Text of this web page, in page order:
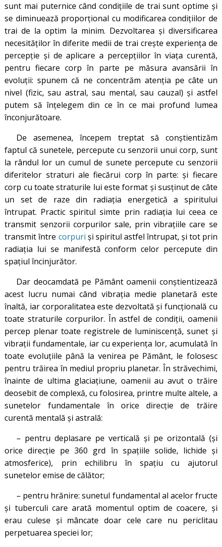
sunt mai puternice când condiţiile de trai sunt optime și
se diminuează proporțional cu modificarea condițiilor de
trai de la optim la minim. Dezvoltarea şi diversificarea
necesităţilor în diferite medii de trai creşte experienţa de
percepţie şi de aplicare a percepțiilor în viaţa curentă,
pentru fiecare corp în parte pe măsura avansării în
evoluţii: spunem că ne concentrăm atenţia pe câte un
nivel (fizic, sau astral, sau mental, sau cauzal) şi astfel
putem să înţelegem din ce în ce mai profund lumea
înconjurătoare.
De asemenea, începem treptat să conştientizăm
faptul că sunetele, percepute cu senzorii unui corp, sunt
la rândul lor un cumul de sunete percepute cu senzorii
diferitelor straturi ale fiecărui corp în parte: și fiecare
corp cu toate straturile lui este format și susținut de câte
un set de raze din radiația energetică a spiritului
întrupat. Practic spiritul simte prin radiația lui ceea ce
transmit senzorii corpurilor sale, prin vibrațiile care se
transmit între corpuri și spiritul astfel întrupat, și tot prin
radiația lui se manifestă conform celor percepute din
spațiul încinjurător.
Dar deocamdată pe Pământ oamenii conştientizează
acest lucru numai când vibraţia medie planetară este
înaltă, iar corporalitatea este dezvoltată și funcțională cu
toate straturile corpurilor. În astfel de condiţii, oamenii
percep plenar toate registrele de luminiscenţă, sunet şi
vibraţii fundamentale, iar cu experienţa lor, acumulată în
toate evoluţiile până la venirea pe Pământ, le folosesc
pentru trăirea în mediul propriu planetar. În străvechimi,
înainte de ultima glaciațiune, oamenii au avut o trăire
deosebit de complexă, cu folosirea, printre multe altele, a
sunetelor fundamentale în orice direcţie de trăire
curentă mentală şi astrală:
– pentru deplasare pe verticală şi pe orizontală (şi
orice direcţie pe 360 grd în spaţiile solide, lichide şi
atmosferice), prin echilibru în spaţiu cu ajutorul
sunetelor emise de călător;
– pentru hrănire: sunetul fundamental al acelor fructe
şi tuberculi care arată momentul optim de coacere, şi
erau culese și mâncate doar cele care nu periclitau
perpetuarea speciei lor;